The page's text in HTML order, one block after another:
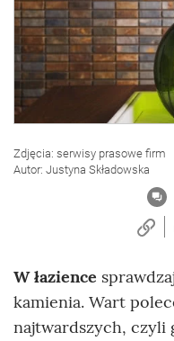
Zdjęcia: serwisy prasowe firm
Autor: Justyna Składowska
W łazience
kamienia. Wart
najtwardszych,